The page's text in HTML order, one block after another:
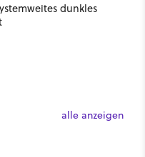
dunkles
alle anzeigen